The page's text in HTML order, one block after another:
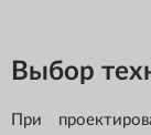
Выбор
При